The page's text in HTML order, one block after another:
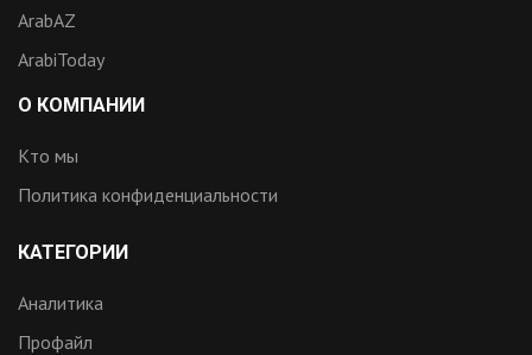
ArabAZ
ArabiToday
О КОМПАНИИ
Кто мы
Политика конфиденциальности
КАТЕГОРИИ
Аналитика
Профайл